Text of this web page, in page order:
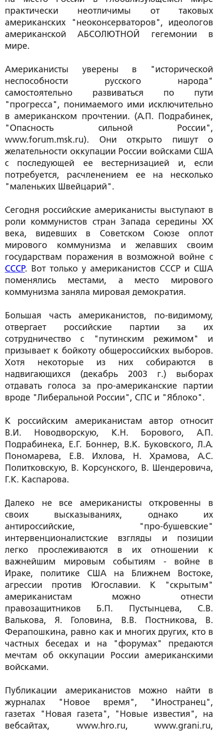
практически неотличимы от таковых
американских "неоконсерваторов", идеологов
американской АБСОЛЮТНОЙ гегемонии в
мире.
Американисты уверены в "исторической
неспособности русского народа"
самостоятельно развиваться по пути
"прогресса", понимаемого ими исключительно
в американском прочтении. (А.П. Подрабинек,
"Опасность сильной России",
www.forum.msk.ru). Они открыто пишут о
желательности оккупации России войсками США
с последующей ее вестернизацией и, если
потребуется, расчленением ее на несколько
"маленьких Швейцарий".
Сегодня российские американисты выступают в
роли коммунистов стран Запада середины ХХ
века, видевших в Советском Союзе оплот
мирового коммунизма и желавших своим
государствам поражения в возможной войне с
СССР. Вот только у американистов СССР и США
поменялись местами, а место мирового
коммунизма заняла мировая демократия.
Большая часть американистов, по-видимому,
отвергает российские партии за их
сотрудничество с "путинским режимом" и
призывает к бойкоту общероссийских выборов.
Хотя некоторые из них собираются в
надвигающихся (декабрь 2003 г.) выборах
отдавать голоса за про-американские партии
вроде "Либеральной России", СПС и "Яблоко".
К российским американистам автор относит
В.И. Новодворскую, К.Н. Борового, А.П.
Подрабинека, Е.Г. Боннер, В.К. Буковского, Л.А.
Пономарева, Е.В. Ихлова, Н. Храмова, А.С.
Политковскую, В. Корсунского, В. Шендеровича,
Г.К. Каспарова.
Далеко не все американисты откровенны в
своих высказываниях, однако их
антироссийские, "про-бушевские"
интервенционалистские взгляды и позиции
легко прослеживаются в их отношении к
важнейшим мировым событиям - войне в
Ираке, политике США на Ближнем Востоке,
агрессии против Югославии. К "скрытым"
американистам можно отнести
правозащитников Б.П. Пустынцева, С.В.
Валькова, Я. Головина, В.В. Постникова, В.
Ферапошкина, равно как и многих других, кто в
частных беседах и на "форумах" предаются
мечтам об оккупации России американскими
войсками.
Публикации американистов можно найти в
журналах "Новое время", "Иностранец",
газетах "Новая газета", "Новые известия", на
вебсайтах, www.hro.ru, www.grani.ru,